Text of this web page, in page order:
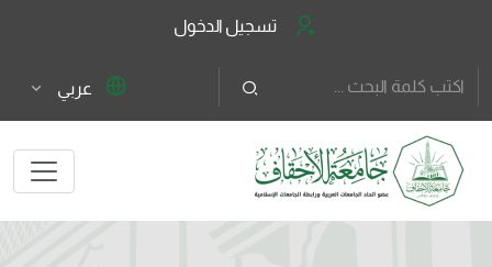
تسجيل الدخول
عربي